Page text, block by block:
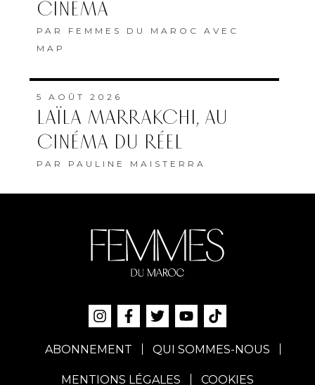
CINÉMA
PAR FEMMES DU MAROC AVEC
MAP
5 AOÛT 2026
LAÏLA MARRAKCHI, AU
CINÉMA DU RÉEL
PAR PAULINE MAISTERRA
ABONNEMENT QUI SOMMES-NOUS
MENTIONS LÉGALES COOKIES